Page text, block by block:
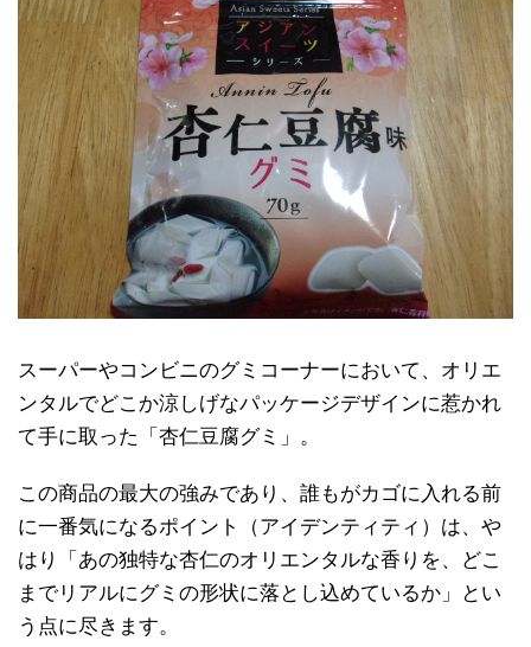
スーパーやコンビニのグミコーナーにおいて、オリエ
ンタルでどこか涼しげなパッケージデザインに惹かれ
て手に取った「杏仁豆腐グミ」。
この商品の最大の強みであり、誰もがカゴに入れる前
に一番気になるポイント（アイデンティティ）は、や
はり「あの独特な杏仁のオリエンタルな香りを、どこ
までリアルにグミの形状に落とし込めているか」とい
う点に尽きます。